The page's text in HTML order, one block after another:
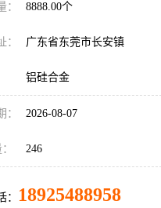
： 8888.00个
： 广东省东莞市长安镇
铝硅合金
： 2026-08-07
246
： 18925488958